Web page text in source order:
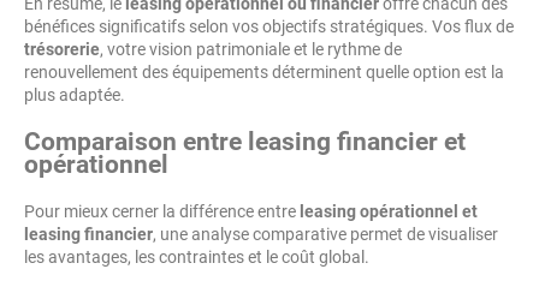
En résumé, le leasing opérationnel ou financieroffre chacun des
bénéfices significatifs selon vos objectifs stratégiques. Vos flux de
trésorerie, votre vision patrimoniale et le rythme de
renouvellement des équipements déterminent quelle option est la
plus adaptée.
Comparaison entre leasing financier et
opérationnel
Pour mieux cerner la différence entre leasing opérationnel et
leasing financier, une analyse comparative permet de visualiser
les avantages, les contraintes et le coût global.